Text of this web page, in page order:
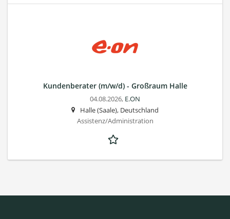
Kundenberater (m/w/d) - Großraum Halle
04.08.2026, E.ON
Halle (Saale), Deutschland
Assistenz/Administration